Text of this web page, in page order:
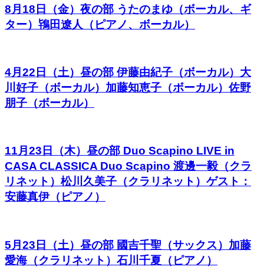
8月18日（金）夜の部 うたのまゆ（ボーカル、ギ
ター）鴇田遼人（ピアノ、ボーカル）
4月22日（土）昼の部 伊藤由紀子（ボーカル）大
川好子（ボーカル）加藤知恵子（ボーカル）佐野
朋子（ボーカル）
11月23日（木）昼の部 Duo Scapino LIVE in
CASA CLASSICA Duo Scapino 渡邊一毅（クラ
リネット）松川久美子（クラリネット）ゲスト：
安藤真伊（ピアノ）
5月23日（土）昼の部 國吉千聖（サックス）加藤
愛海（クラリネット）石川千夏（ピアノ）